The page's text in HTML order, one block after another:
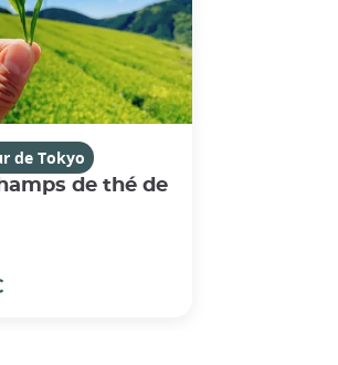
de Tokyo
de thé de